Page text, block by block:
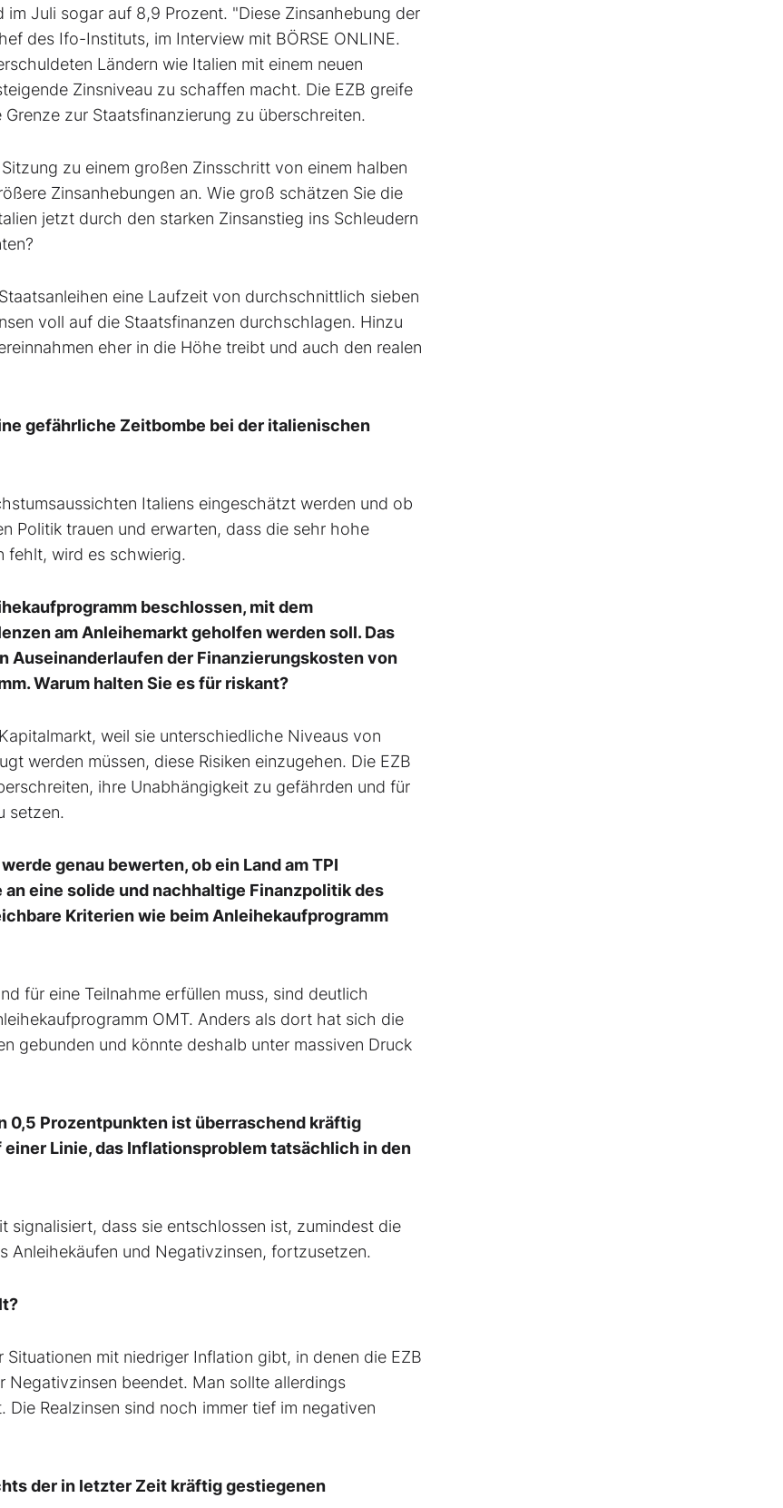
Juli sogar auf 8,9 Prozent. "Diese Zinsanhebung der
des Ifo-Instituts, im Interview mit BÖRSE ONLINE.
Ländern wie Italien mit einem neuen
Zinsniveau zu schaffen macht. Die EZB greife
zur Staatsfinanzierung zu überschreiten.
zu einem großen Zinsschritt von einem halben
Zinsanhebungen an. Wie groß schätzen Sie die
jetzt durch den starken Zinsanstieg ins Schleudern
eine Laufzeit von durchschnittlich sieben
voll auf die Staatsfinanzen durchschlagen. Hinzu
eher in die Höhe treibt und auch den realen
gefährliche Zeitbombe bei der italienischen
Italiens eingeschätzt werden und ob
Politik trauen und erwarten, dass die sehr hohe
fehlt, wird es schwierig.
beschlossen, mit dem
am Anleihemarkt geholfen werden soll. Das
Auseinanderlaufen der Finanzierungskosten von
Warum halten Sie es für riskant?
weil sie unterschiedliche Niveaus von
werden müssen, diese Risiken einzugehen. Die EZB
ihre Unabhängigkeit zu gefährden und für
setzen.
genau bewerten, ob ein Land am TPI
eine solide und nachhaltige Finanzpolitik des
Kriterien wie beim Anleihekaufprogramm
für eine Teilnahme erfüllen muss, sind deutlich
OMT. Anders als dort hat sich die
gebunden und könnte deshalb unter massiven Druck
0,5 Prozentpunkten ist überraschend kräftig
Linie, das Inflationsproblem tatsächlich in den
dass sie entschlossen ist, zumindest die
Anleihekäufen und Negativzinsen, fortzusetzen.
mit niedriger Inflation gibt, in denen die EZB
beendet. Man sollte allerdings
Realzinsen sind noch immer tief im negativen
der in letzter Zeit kräftig gestiegenen